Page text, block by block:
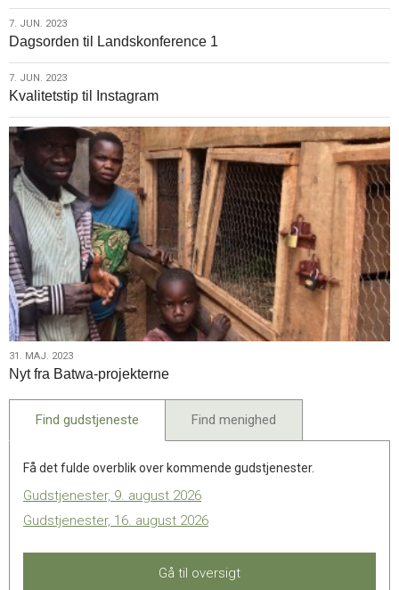
2023
7.
jun.
2023
7. JUN. 2023
Dagsorden til Landskonference 1
7.
jun.
2023
7. JUN. 2023
Kvalitetstip til Instagram
31.
maj.
2023
31. MAJ. 2023
Nyt fra Batwa-projekterne
Find gudstjeneste Find menighed
Få det fulde overblik over kommende gudstjenester.
Gudstjenester, 9. august 2026
Gudstjenester, 16. august 2026
Gå til oversigt